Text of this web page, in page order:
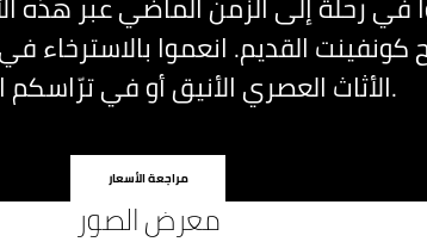
كونفينت القديم. انعموا بالاسترخاء
الأثاث العصري الأنيق أو في ترّاسكم الرحب الجميل.
مراجعة الأسعار
معرض الصور